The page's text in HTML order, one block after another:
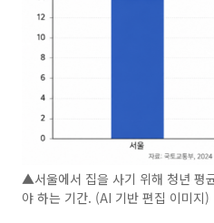
▲서울에서 집을 사기 위해 청년 평
야 하는 기간. (AI 기반 편집 이미지)